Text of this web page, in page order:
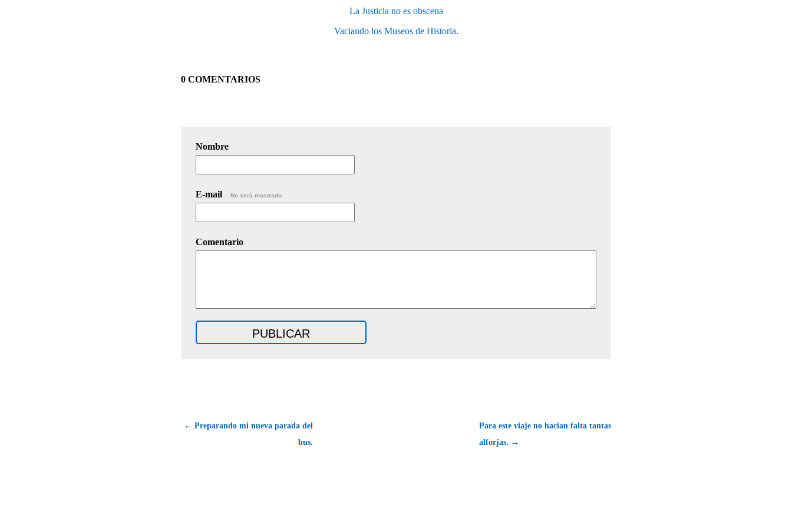
La Justicia no es obscena
Vaciando los Museos de Historia.
0 COMENTARIOS
Nombre
E-mail No será mostrado.
Comentario
← Preparando mi nueva parada del
bus.
Para este viaje no hacian falta tantas
alforjas. →